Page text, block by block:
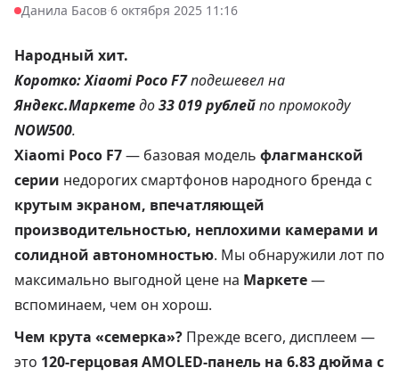
Данила Басов·6 октября 2025 11:16
Народный хит.
Коротко:Xiaomi Poco F7подешевел на
Яндекс.Маркетедо33 019 рублейпо промокоду
NOW500.
Xiaomi Poco F7— базовая модель флагманской
серии недорогих смартфонов народного бренда с
крутым экраном, впечатляющей
производительностью, неплохими камерами и
солидной автономностью. Мы обнаружили лот по
максимально выгодной цене на Маркете—
вспоминаем, чем он хорош.
Чем крута «семерка»? Прежде всего, дисплеем —
это 120-герцовая AMOLED-панель на 6.83 дюйма с